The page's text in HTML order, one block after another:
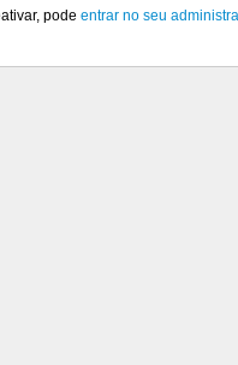
pode entrar no seu